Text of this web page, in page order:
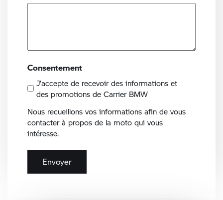
Consentement
J’accepte de recevoir des informations et
des promotions de Carrier BMW
Nous recueillons vos informations afin de vous
contacter à propos de la moto qui vous
intéresse.